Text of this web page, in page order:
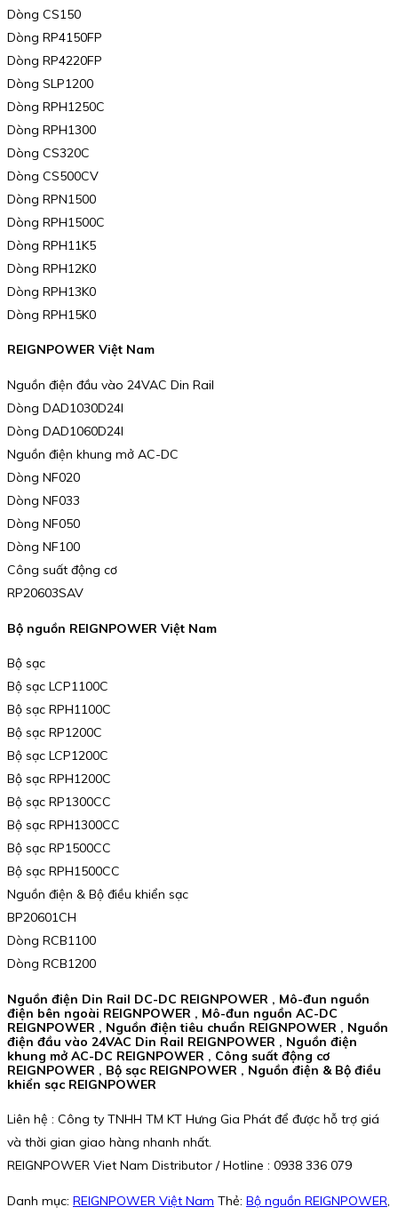
Dòng CS150
Dòng RP4150FP
Dòng RP4220FP
Dòng SLP1200
Dòng RPH1250C
Dòng RPH1300
Dòng CS320C
Dòng CS500CV
Dòng RPN1500
Dòng RPH1500C
Dòng RPH11K5
Dòng RPH12K0
Dòng RPH13K0
Dòng RPH15K0
REIGNPOWER Việt Nam
Nguồn điện đầu vào 24VAC Din Rail
Dòng DAD1030D24I
Dòng DAD1060D24I
Nguồn điện khung mở AC-DC
Dòng NF020
Dòng NF033
Dòng NF050
Dòng NF100
Công suất động cơ
RP20603SAV
Bộ nguồn REIGNPOWER Việt Nam
Bộ sạc
Bộ sạc LCP1100C
Bộ sạc RPH1100C
Bộ sạc RP1200C
Bộ sạc LCP1200C
Bộ sạc RPH1200C
Bộ sạc RP1300CC
Bộ sạc RPH1300CC
Bộ sạc RP1500CC
Bộ sạc RPH1500CC
Nguồn điện & Bộ điều khiển sạc
BP20601CH
Dòng RCB1100
Dòng RCB1200
Nguồn điện Din Rail DC-DC REIGNPOWER , Mô-đun nguồn
điện bên ngoài REIGNPOWER , Mô-đun nguồn AC-DC
REIGNPOWER , Nguồn điện tiêu chuẩn REIGNPOWER , Nguồn
điện đầu vào 24VAC Din Rail REIGNPOWER , Nguồn điện
khung mở AC-DC REIGNPOWER , Công suất động cơ
REIGNPOWER , Bộ sạc REIGNPOWER , Nguồn điện & Bộ điều
khiển sạc REIGNPOWER
Liên hệ : Công ty TNHH TM KT Hưng Gia Phát để được hỗ trợ giá
và thời gian giao hàng nhanh nhất.
REIGNPOWER Viet Nam Distributor / Hotline : 0938 336 079
Danh mục: REIGNPOWER Việt Nam Thẻ: Bộ nguồn REIGNPOWER,